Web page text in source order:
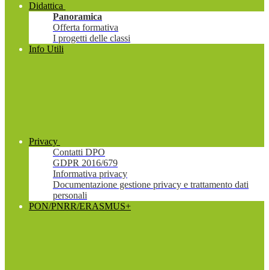
Didattica
Panoramica
Offerta formativa
I progetti delle classi
Info Utili
Privacy
Contatti DPO
GDPR 2016/679
Informativa privacy
Documentazione gestione privacy e trattamento dati
personali
PON/PNRR/ERASMUS+